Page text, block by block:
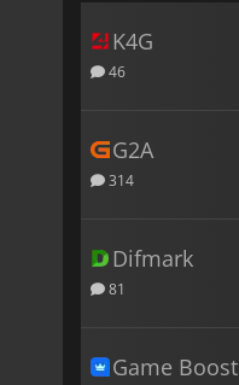
K4G
46
G2A
314
Difmark
81
Game Boost